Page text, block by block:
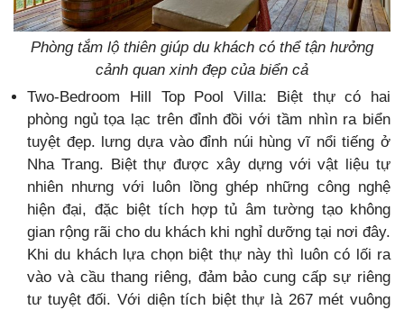
Phòng tắm lộ thiên giúp du khách có thể tận hưởng
cảnh quan xinh đẹp của biển cả
Two-Bedroom Hill Top Pool Villa: Biệt thự có hai
phòng ngủ tọa lạc trên đỉnh đồi với tầm nhìn ra biển
tuyệt đẹp. lưng dựa vào đỉnh núi hùng vĩ nổi tiếng ở
Nha Trang. Biệt thự được xây dựng với vật liệu tự
nhiên nhưng với luôn lồng ghép những công nghệ
hiện đại, đặc biệt tích hợp tủ âm tường tạo không
gian rộng rãi cho du khách khi nghỉ dưỡng tại nơi đây.
Khi du khách lựa chọn biệt thự này thì luôn có lối ra
vào và cầu thang riêng, đảm bảo cung cấp sự riêng
tư tuyệt đối. Với diện tích biệt thự là 267 mét vuông